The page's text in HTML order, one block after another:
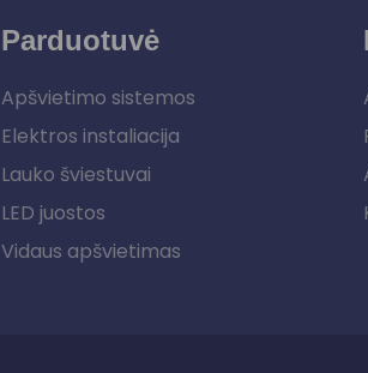
Parduotuvė
Apšvietimo sistemos
Elektros instaliacija
Lauko šviestuvai
LED juostos
Vidaus apšvietimas